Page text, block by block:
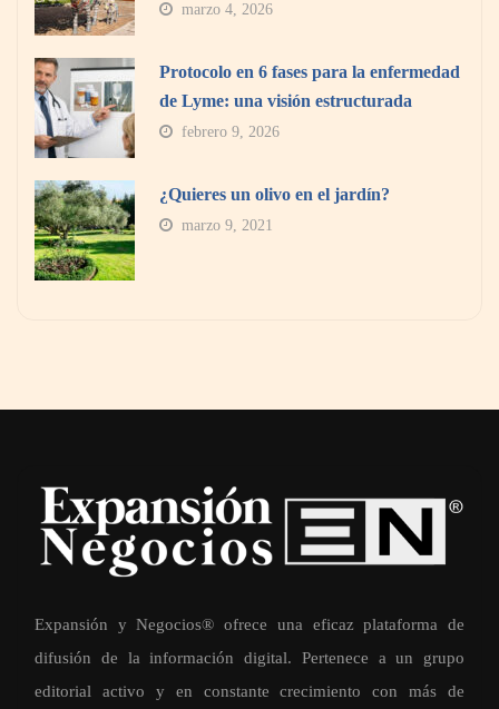
marzo 4, 2026
Protocolo en 6 fases para la enfermedad
de Lyme: una visión estructurada
febrero 9, 2026
¿Quieres un olivo en el jardín?
marzo 9, 2021
Expansión y Negocios® ofrece una eficaz plataforma de
difusión de la información digital. Pertenece a un grupo
editorial activo y en constante crecimiento con más de